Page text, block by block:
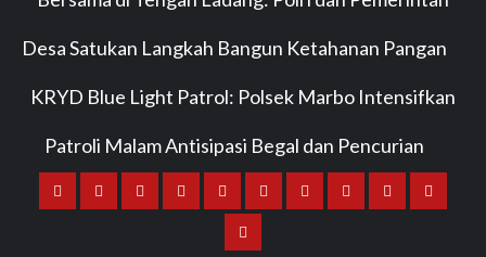
Desa Satukan Langkah Bangun Ketahanan Pangan
KRYD Blue Light Patrol: Polsek Marbo Intensifkan
Patroli Malam Antisipasi Begal dan Pencurian
BerandaRedaksiTentanginformasiArtikelEkonomiHukumKesehatan
Olah Bersama
KRYD